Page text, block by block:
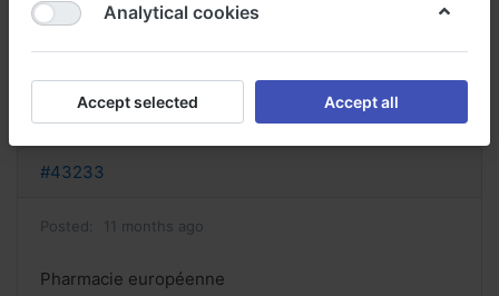
acheter singulair singulair sans
ordonnance
Reply
#43233
Posted: 11 months ago
Pharmacie européenne
Analytical cookies
Accept selected Accept all